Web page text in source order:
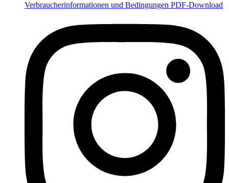
Verbraucherinformationen und Bedingungen PDF-Download